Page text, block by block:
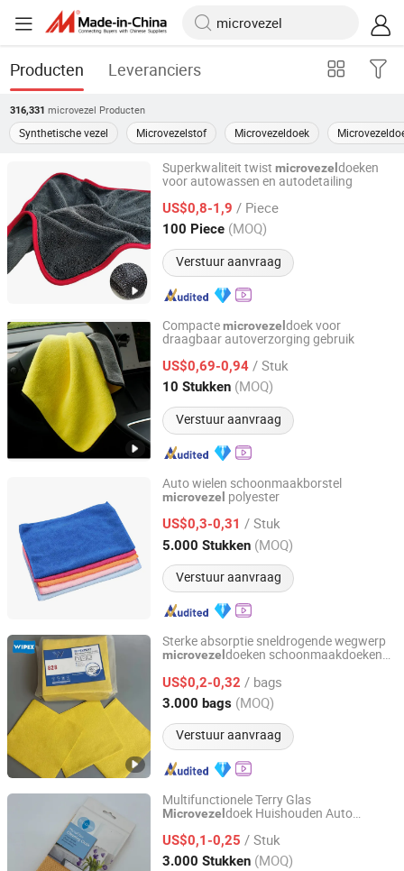
Producten Leveranciers
316,331 microvezel Producten
Synthetische vezel Microvezelstof Microvezeldoek
Superkwaliteit twist microvezel doeken
voor autowassen en autodetailing
US$0,8-1,9 / Piece
100 Piece (MOQ)
Verstuur aanvraag
Yuanshi County Zhengheng Textile Co., Ltd.
Hebei, China Sinds 2022
Compactemicrovezel doek voor
draagbaar autoverzorging gebruik
US$0,69-0,94 / Stuk
10 Stukken (MOQ)
Verstuur aanvraag
Henan Hanyin Industrial Co., Ltd.
Henan, China Sinds 2026
Auto wielen schoonmaakborstel
microvezel polyester
US$0,3-0,31 / Stuk
5.000 Stukken (MOQ)
Verstuur aanvraag
Shanghai Huaqi Industrial Co., Ltd.
Shanghai, China Sinds 2020
Sterke absorptie sneldrogende wegwerp
microvezel doeken schoonmaakdoeken
eenmalig gebruikmicrovezel
US$0,2-0,32 / bags
3.000 bags (MOQ)
Verstuur aanvraag
Zhejiang Wipex New Material Technology Co., Ltd.
Zhejiang, China Sinds 2024
Multifunctionele Terry Glas
Microvezeldoek Huishouden Auto
US$0,1-0,25 / Stuk
3.000 Stukken (MOQ)
CLEANUP Industrial & Trading Co., Ltd.
Zhejiang, China Sinds 2019